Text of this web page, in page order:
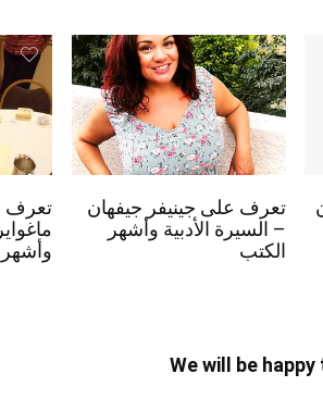
تعرف على جينيفر جيفهان
– السيرة الأدبية وأشهر
الكتب
تعرف
We will be